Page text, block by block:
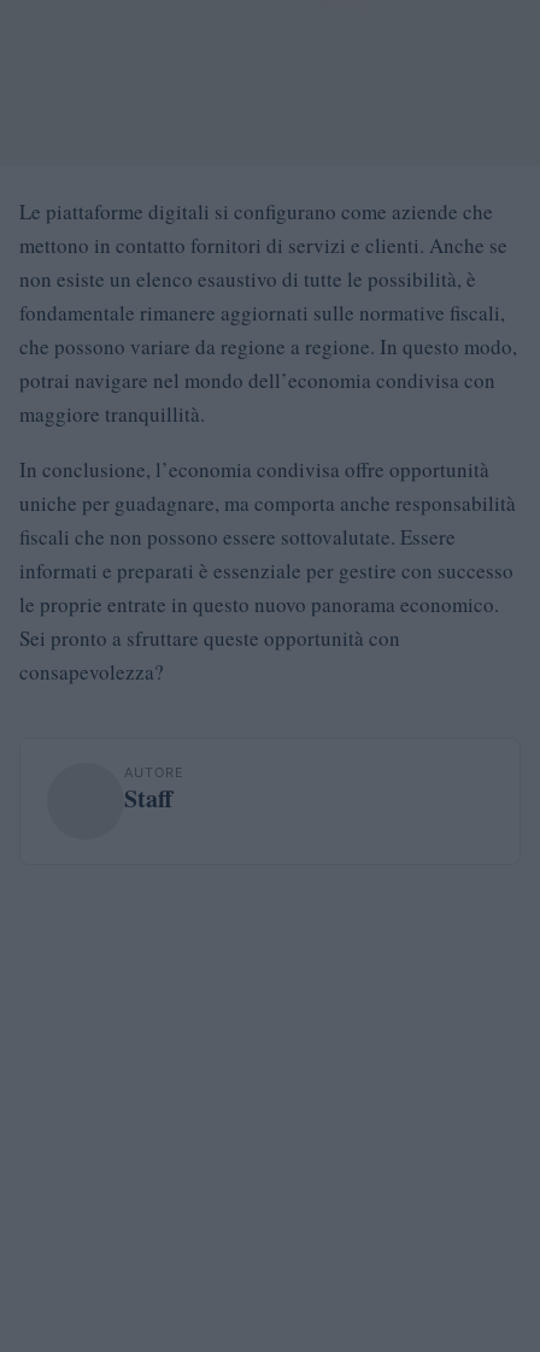
Le piattaforme digitali si configurano come aziende che
mettono in contatto fornitori di servizi e clienti. Anche se
non esiste un elenco esaustivo di tutte le possibilità, è
fondamentale rimanere aggiornati sulle normative fiscali,
che possono variare da regione a regione. In questo modo,
potrai navigare nel mondo dell’economia condivisa con
maggiore tranquillità.
In conclusione, l’economia condivisa offre opportunità
uniche per guadagnare, ma comporta anche responsabilità
fiscali che non possono essere sottovalutate. Essere
informati e preparati è essenziale per gestire con successo
le proprie entrate in questo nuovo panorama economico.
Sei pronto a sfruttare queste opportunità con
consapevolezza?
AUTORE
Staff